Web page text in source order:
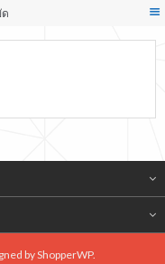
byShopperWP.